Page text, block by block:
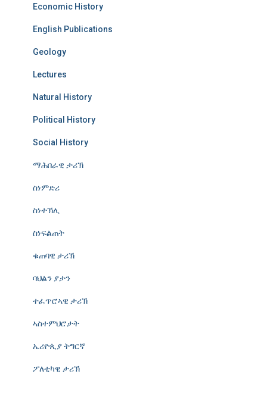
Economic History
English Publications
Geology
Lectures
Natural History
Political History
Social History
ማሕበራዊ ታሪኽ
ስነምድሪ
ስነተኽሊ
ስነፍልጠት
ቁጠባዊ ታሪኽ
ባህልን ያታን
ተፈጥሮኣዊ ታሪኽ
ኣስተምህሮታት
ኤሪዮጲያ ትግርኛ
ፖለቲካዊ ታሪኽ